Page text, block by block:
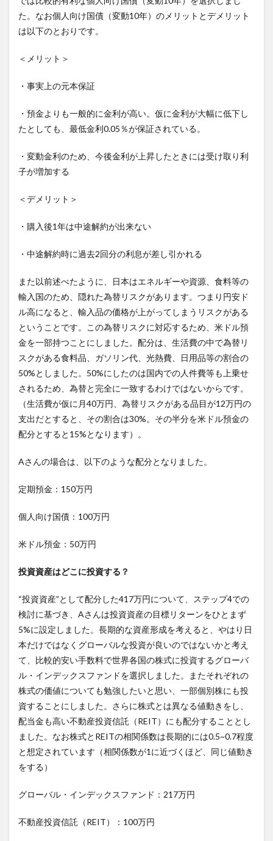
た。なお個人向け国債（変動10年）のメリットとデメリット
は以下のとおりです。
＜メリット＞
・事実上の元本保証
・預金よりも一般的に金利が高い。仮に金利が大幅に低下し
たとしても、最低金利0.05％が保証されている。
・変動金利のため、今後金利が上昇したときには受け取り利
子が増加する
＜デメリット＞
・購入後1年は中途解約が出来ない
・中途解約時に過去2回分の利息が差し引かれる
また以前述べたように、日本はエネルギーや資源、食料等の
輸入国のため、隠れた為替リスクがあります。つまり円安ド
ル高になると、輸入品の価格が上がってしまうリスクがある
ということです。この為替リスクに対応するため、米ドル預
金を一部持つことにしました。配分は、生活費の中で為替リ
スクがある食料品、ガソリン代、光熱費、日用品等の割合の
50%としました。50%にしたのは国内での人件費等も上乗せ
されるため、為替と完全に一致するわけではないからです。
（生活費が仮に月40万円、為替リスクがある品目が12万円の
支出だとすると、その割合は30%。その半分を米ドル預金の
配分とすると15%となります）。
Aさんの場合は、以下のような配分となりました。
定期預金：150万円
個人向け国債：100万円
米ドル預金：50万円
投資資産はどこに投資する？
“投資資産”として配分した417万円について、ステップ4での
検討に基づき、Aさんは投資資産の目標リターンをひとまず
5%に設定しました。長期的な資産形成を考えると、やはり日
本だけではなくグローバルな投資が良いのではないかと考え
て、比較的安い手数料で世界各国の株式に投資するグローバ
ル・インデックスファンドを選択しました。またそれぞれの
株式の価値についても勉強したいと思い、一部個別株にも投
資することにしました。さらに株式とは異なる値動きをし、
配当金も高い不動産投資信託（REIT）にも配分することとし
ました。なお株式とREITの相関係数は長期的には0.5~0.7程度
と想定されています（相関係数が1に近づくほど、同じ値動き
をする）
グローバル・インデックスファンド：217万円
不動産投資信託（REIT）：100万円